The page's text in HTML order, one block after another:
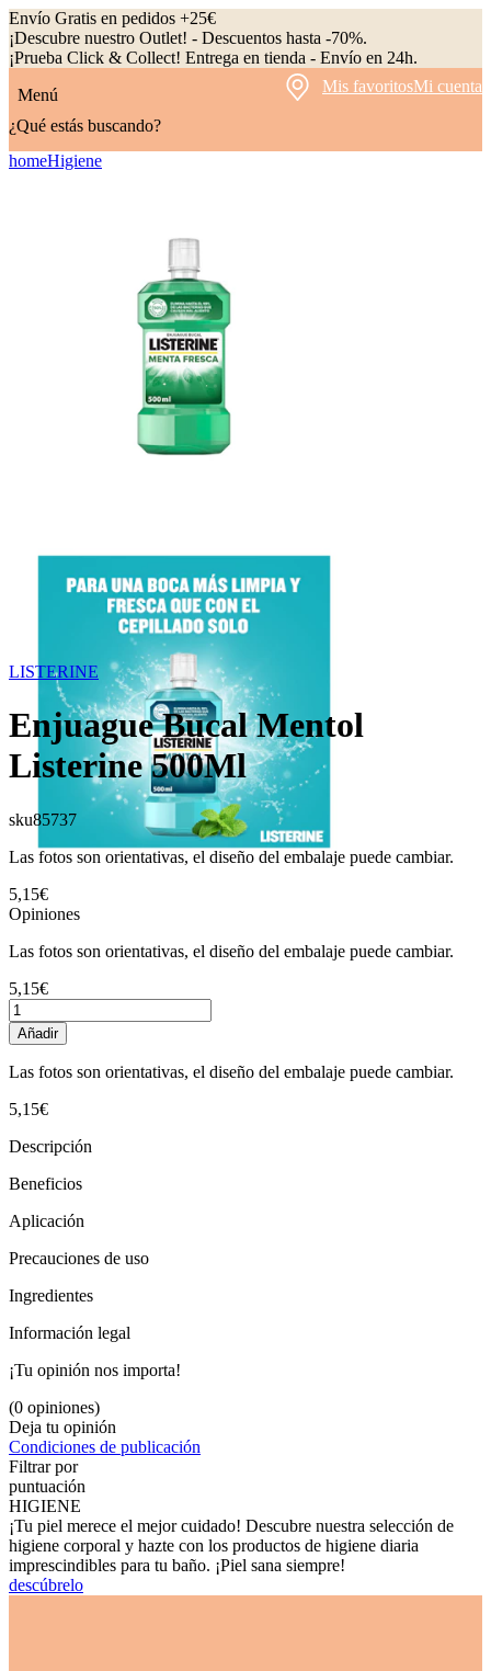
Envío Gratis en pedidos +25€
¡Descubre nuestro Outlet! - Descuentos hasta -70%.
¡Prueba Click & Collect! Entrega en tienda - Envío en 24h.
Menú
Mis favoritosMi cuenta
¿Qué estás buscando?
homeHigiene
LISTERINE
Enjuague Bucal Mentol
Listerine 500Ml
sku85737
Las fotos son orientativas, el diseño del embalaje puede cambiar.
5,15€
Opiniones
Las fotos son orientativas, el diseño del embalaje puede cambiar.
5,15€
Añadir
Las fotos son orientativas, el diseño del embalaje puede cambiar.
5,15€
Descripción
Beneficios
Aplicación
Precauciones de uso
Ingredientes
Información legal
¡Tu opinión nos importa!
(0 opiniones)
Deja tu opinión
Condiciones de publicación
Filtrar por
puntuación
HIGIENE
¡Tu piel merece el mejor cuidado! Descubre nuestra selección de
higiene corporal y hazte con los productos de higiene diaria
imprescindibles para tu baño. ¡Piel sana siempre!
descúbrelo